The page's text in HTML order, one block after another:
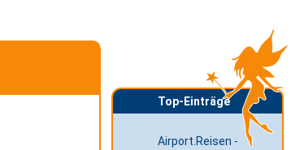
Top-Einträge
Airport.Reisen -